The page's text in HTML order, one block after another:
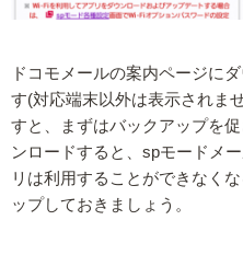
ドコモメールの案内ページに
す(対応端末以外は表示されま
すと、まずはバックアップを
ンロードすると、spモードメ
リは利用することができなく
ップしておきましょう。